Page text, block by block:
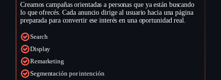
Creamos campañas orientadas a personas que ya están buscando
lo que ofrecés. Cada anuncio dirige al usuario hacia una página
preparada para convertir ese interés en una oportunidad real.
Search
Display
Remarketing
Segmentación por intención